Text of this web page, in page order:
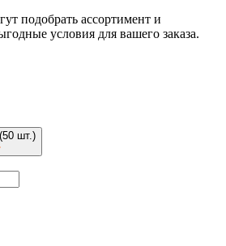
подобрать ассортимент и
условия для вашего заказа.
шт.)